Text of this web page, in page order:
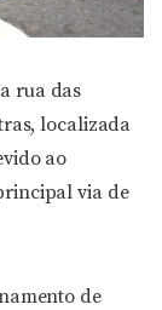
rua das
localizada
ao
via de
de